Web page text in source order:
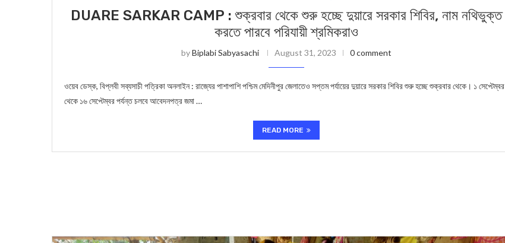
DUARE SARKAR CAMP : শুক্রবার থেকে শুরু হচ্ছে দুয়ারে সরকার শিবির, নাম নথিভুক্ত
করতে পারবে পরিযায়ী শ্রমিকরাও
byBiplabi Sabyasachi August 31, 2023 0 comment
ওয়েব ডেস্ক, বিপ্লবী সব্যসাচী পত্রিকা অনলাইন : রাজ্যের পাশাপাশি পশ্চিম মেদিনীপুর জেলাতেও সপ্তম পর্যায়ের দুয়ারে সরকার শিবির শুরু হচ্ছে শুক্রবার থেকে। ১ সেপ্টেম্বর
থেকে ১৬ সেপ্টেম্বর পর্যন্ত চলবে আবেদনপত্র জমা …
READ MORE